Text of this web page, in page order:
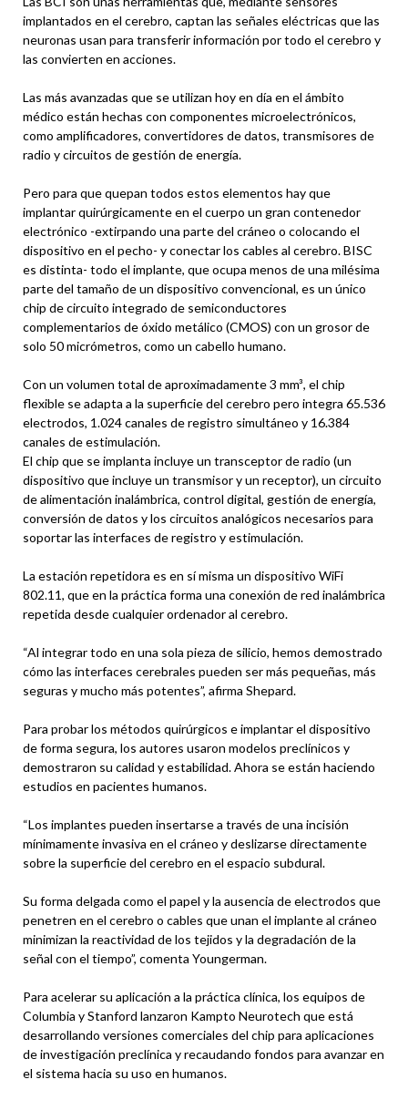
implantados en el cerebro, captan las señales eléctricas que las
neuronas usan para transferir información por todo el cerebro y
las convierten en acciones.
Las más avanzadas que se utilizan hoy en día en el ámbito
médico están hechas con componentes microelectrónicos,
como amplificadores, convertidores de datos, transmisores de
radio y circuitos de gestión de energía.
Pero para que quepan todos estos elementos hay que
implantar quirúrgicamente en el cuerpo un gran contenedor
electrónico -extirpando una parte del cráneo o colocando el
dispositivo en el pecho- y conectar los cables al cerebro. BISC
es distinta- todo el implante, que ocupa menos de una milésima
parte del tamaño de un dispositivo convencional, es un único
chip de circuito integrado de semiconductores
complementarios de óxido metálico (CMOS) con un grosor de
solo 50 micrómetros, como un cabello humano.
Con un volumen total de aproximadamente 3 mm³, el chip
flexible se adapta a la superficie del cerebro pero integra 65.536
electrodos, 1.024 canales de registro simultáneo y 16.384
canales de estimulación.
El chip que se implanta incluye un transceptor de radio (un
dispositivo que incluye un transmisor y un receptor), un circuito
de alimentación inalámbrica, control digital, gestión de energía,
conversión de datos y los circuitos analógicos necesarios para
soportar las interfaces de registro y estimulación.
La estación repetidora es en sí misma un dispositivo WiFi
802.11, que en la práctica forma una conexión de red inalámbrica
repetida desde cualquier ordenador al cerebro.
“Al integrar todo en una sola pieza de silicio, hemos demostrado
cómo las interfaces cerebrales pueden ser más pequeñas, más
seguras y mucho más potentes”, afirma Shepard.
Para probar los métodos quirúrgicos e implantar el dispositivo
de forma segura, los autores usaron modelos preclínicos y
demostraron su calidad y estabilidad. Ahora se están haciendo
estudios en pacientes humanos.
“Los implantes pueden insertarse a través de una incisión
mínimamente invasiva en el cráneo y deslizarse directamente
sobre la superficie del cerebro en el espacio subdural.
Su forma delgada como el papel y la ausencia de electrodos que
penetren en el cerebro o cables que unan el implante al cráneo
minimizan la reactividad de los tejidos y la degradación de la
señal con el tiempo”, comenta Youngerman.
Para acelerar su aplicación a la práctica clínica, los equipos de
Columbia y Stanford lanzaron Kampto Neurotech que está
desarrollando versiones comerciales del chip para aplicaciones
de investigación preclínica y recaudando fondos para avanzar en
el sistema hacia su uso en humanos.